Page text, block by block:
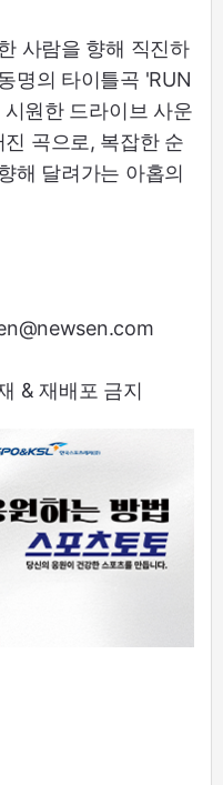
사람을 향해 직진하
명의 타이틀곡 'RUN
원한 드라이브 사운
곡으로, 복잡한 순
해 달려가는 아홉의
& 재배포 금지